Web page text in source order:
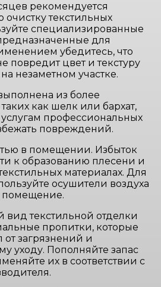
рекомендуется
очистку текстильных
специализированные
для
убедитесь, что
повредит цвет и текстуру
незаметном участке.
из более
как шелк или бархат,
профессиональных
повреждений.
в помещении. Избыток
к образованию плесени и
материалах. Для
осушители воздуха
помещение.
текстильной отделки
пропитки, которые
загрязнений и
уходу. Пополняйте запас
их в соответствии с